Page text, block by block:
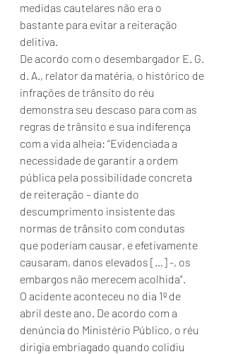
medidas cautelares não era o
bastante para evitar a reiteração
delitiva.
De acordo com o desembargador E. G.
d. A., relator da matéria, o histórico de
infrações de trânsito do réu
demonstra seu descaso para com as
regras de trânsito e sua indiferença
com a vida alheia: “Evidenciada a
necessidade de garantir a ordem
pública pela possibilidade concreta
de reiteração – diante do
descumprimento insistente das
normas de trânsito com condutas
que poderiam causar, e efetivamente
causaram, danos elevados […] -, os
embargos não merecem acolhida”.
O acidente aconteceu no dia 1º de
abril deste ano. De acordo com a
denúncia do Ministério Público, o réu
dirigia embriagado quando colidiu